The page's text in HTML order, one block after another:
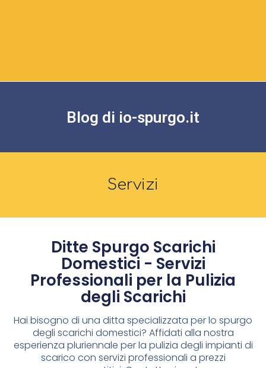
Blog di io-spurgo.it
Servizi
Ditte Spurgo Scarichi
Domestici - Servizi
Professionali per la Pulizia
degli Scarichi
Hai bisogno di una ditta specializzata per lo spurgo
degli scarichi domestici? Affidati alla nostra
esperienza pluriennale per la pulizia degli impianti di
scarico con servizi professionali a prezzi